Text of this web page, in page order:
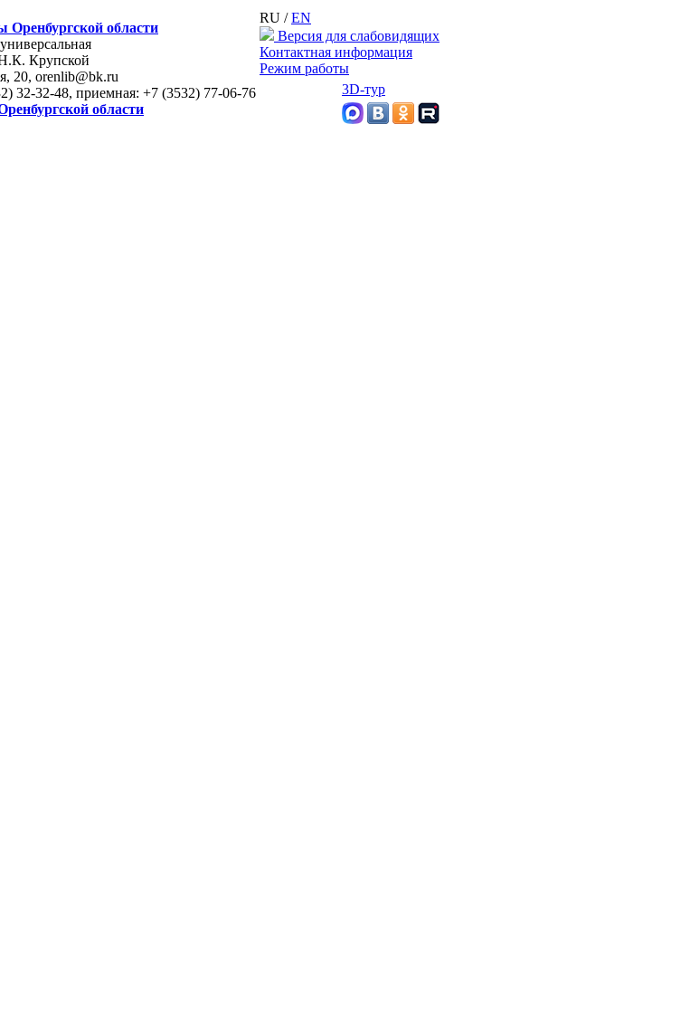
Оренбургской области
Крупской
20, orenlib@bk.ru
32-32-48, приемная: +7 (3532) 77-06-76
области
RU /EN
Версия для слабовидящих
Контактная информация
Режим работы
3D-тур